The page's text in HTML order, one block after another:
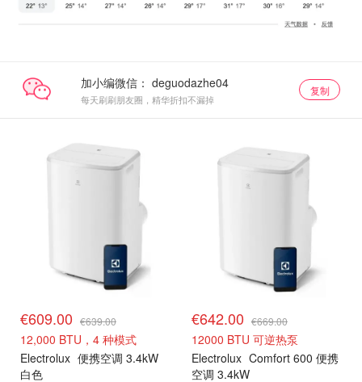
加小编微信：
每天刷刷朋友圈，精华折扣不漏掉
复制
€609.00 €639.00
12,000 BTU，4 种模式
Electrolux 便携空调 3.4kW
白色
€642.00 €669.00
12000 BTU 可逆热泵
Electrolux Comfort 600 便携
空调 3.4kW